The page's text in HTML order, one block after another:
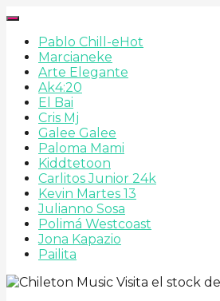
Pablo Chill-eHot
Marcianeke
Arte Elegante
Ak4:20
El Bai
Cris Mj
Galee Galee
Paloma Mami
Kiddtetoon
Carlitos Junior 24k
Kevin Martes 13
Julianno Sosa
Polimá Westcoast
Jona Kapazio
Pailita
Visita el stock